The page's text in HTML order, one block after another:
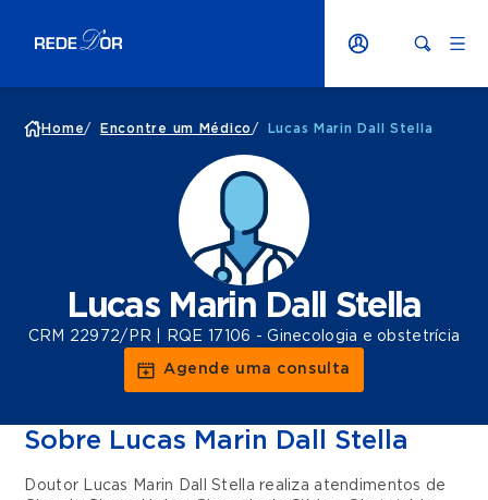
Home/ Encontre um Médico / Lucas Marin Dall Stella
Lucas Marin Dall Stella
CRM 22972/PR | RQE 17106 - Ginecologia e obstetrícia
Agende uma consulta
Sobre Lucas Marin Dall Stella
Doutor Lucas Marin Dall Stella realiza atendimentos de